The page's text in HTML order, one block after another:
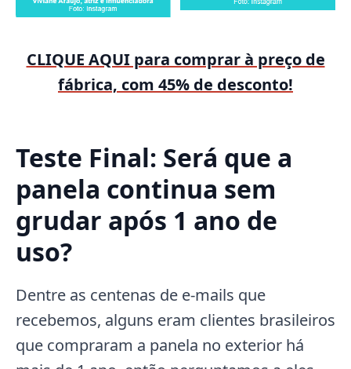
CLIQUE AQUI para comprar à preço de
fábrica, com 45% de desconto!
Teste Final: Será que a
panela continua sem
grudar após 1 ano de
uso?
Dentre as centenas de e-mails que
recebemos, alguns eram clientes brasileiros
que compraram a panela no exterior há